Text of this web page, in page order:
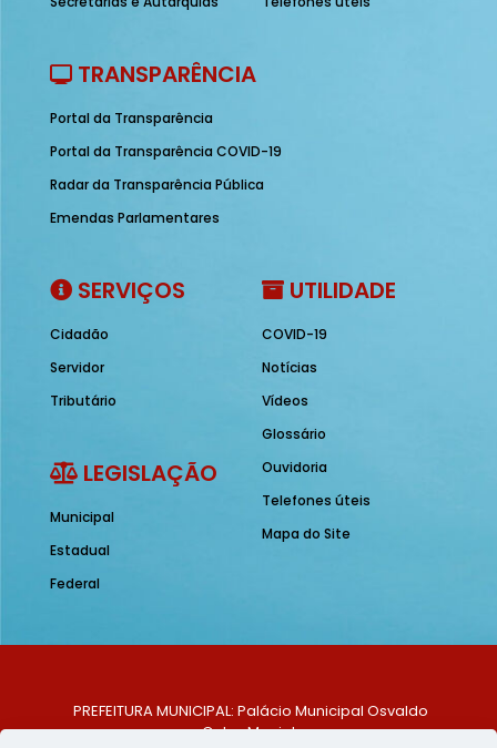
TRANSPARÊNCIA
Portal da Transparência
Portal da Transparência COVID-19
Radar da Transparência Pública
Emendas Parlamentares
SERVIÇOS
Cidadão
Servidor
Tributário
LEGISLAÇÃO
Municipal
Estadual
Federal
UTILIDADE
COVID-19
Notícias
Vídeos
Glossário
Ouvidoria
Telefones úteis
Mapa do Site
PREFEITURA MUNICIPAL: Palácio Municipal Osvaldo
Celso Maciel